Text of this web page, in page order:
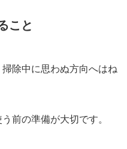
こと
除中に思わぬ方向へはね
前の準備が大切です。